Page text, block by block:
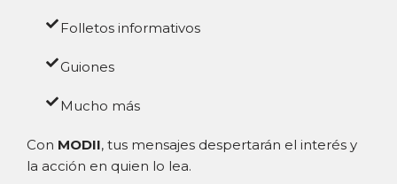
Folletos informativos
Guiones
Mucho más
Con MODII, tus mensajes despertarán el interés y
la acción en quien lo lea.